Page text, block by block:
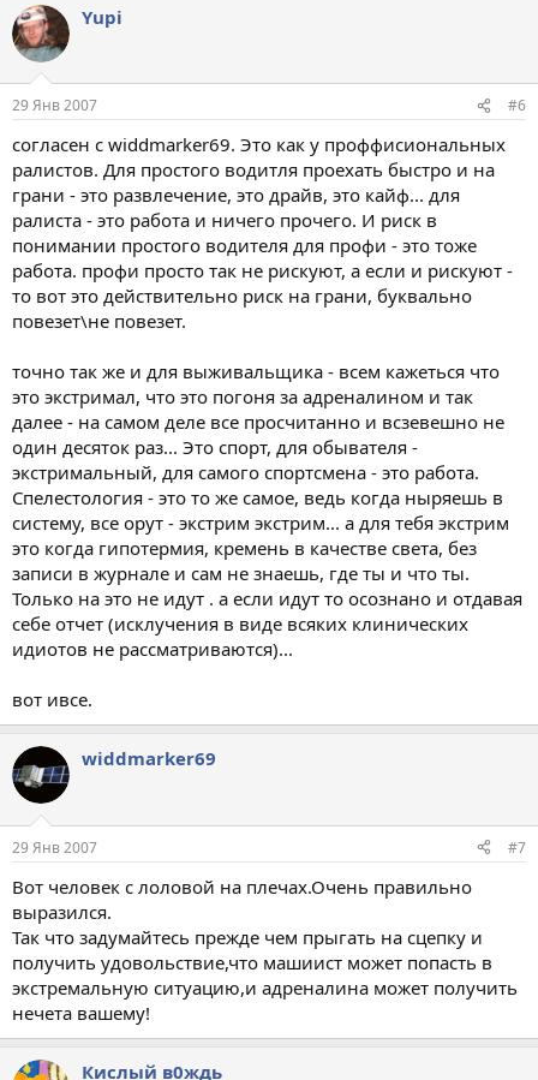
Yupi
29 Янв 2007 #6
согласен с widdmarker69. Это как у проффисиональных
ралистов. Для простого водитля проехать быстро и на
грани - это развлечение, это драйв, это кайф... для
ралиста - это работа и ничего прочего. И риск в
понимании простого водителя для профи - это тоже
работа. профи просто так не рискуют, а если и рискуют -
то вот это действительно риск на грани, буквально
повезет\не повезет.
точно так же и для выживальщика - всем кажеться что
это экстримал, что это погоня за адреналином и так
далее - на самом деле все просчитанно и всзевешно не
один десяток раз... Это спорт, для обывателя -
экстримальный, для самого спортсмена - это работа.
Спелестология - это то же самое, ведь когда ныряешь в
систему, все орут - экстрим экстрим... а для тебя экстрим
это когда гипотермия, кремень в качестве света, без
записи в журнале и сам не знаешь, где ты и что ты.
Только на это не идут . а если идут то осознано и отдавая
себе отчет (исклучения в виде всяких клинических
идиотов не рассматриваются)...
вот ивсе.
widdmarker69
29 Янв 2007 #7
Вот человек с лоловой на плечах.Очень правильно
выразился.
Так что задумайтесь прежде чем прыгать на сцепку и
получить удовольствие,что машиист может попасть в
экстремальную ситуацию,и адреналина может получить
нечета вашему!
Кислый в0ждь